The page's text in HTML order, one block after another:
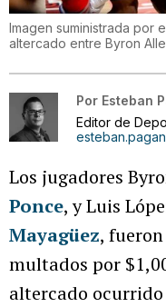
Imagen suministrada por
altercado entre Byron
Por Esteban
Editor de
Los jugadores
Ponce, y Luis
Mayagüez,
multados por
altercado